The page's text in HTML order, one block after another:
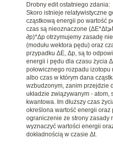
Drobny edit ostatniego zdania:
Skoro istnieje relatywistyczne
cząstkową energii po wartość
czas są nieoznaczone (ΔE*
∂p)*Δp otrzymujemy zasadę
(modułu wektora pędu) oraz
przypadku ΔE, Δp, są to
energii i pędu dla czasu życia
połowicznego rozpadu izotopu
albo czas w którym dana
wzbudzonym, zanim przejdzie
układzie związywanym - atom,
kwantowa. Im dłuższy czas
określona wartość energii
ograniczenie ze strony zasady
wyznaczyć wartości energii
dokładnością w czasie Δt.